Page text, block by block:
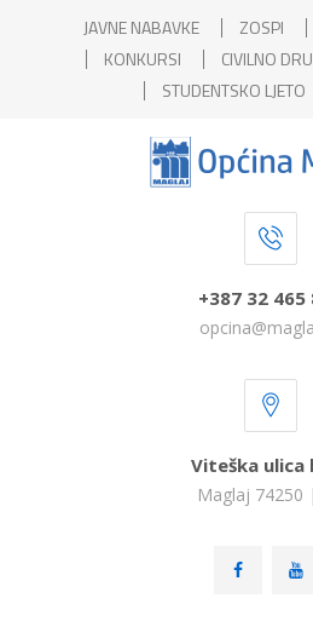
JAVNE NABAVKE ZOSPI
KONKURSI
CIVILNO
STUDENTSKO LJETO
+387 32 465
Viteška ulica
Maglaj 74250